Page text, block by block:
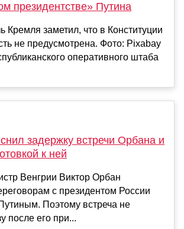
президентстве» Путина
Кремля заметил, что в Конституции
не предусмотрена. Фото: Pixabay
оперативного штаба
задержку встречи Орбана и
к ней
Венгрии Виктор Орбан
с президентом России
Поэтому встреча не
после его при...